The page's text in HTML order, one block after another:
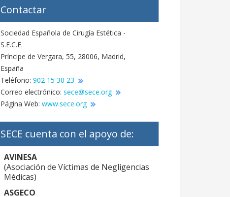
Contactar
Sociedad Española de Cirugía Estética -
S.E.C.E.
Príncipe de Vergara, 55, 28006, Madrid,
España
Teléfono: 902 15 30 23
Correo electrónico: sece@sece.org
Página Web: www.sece.org
SECE cuenta con el apoyo de:
AVINESA
(Asociación de Víctimas de Negligencias
Médicas)
ASGECO